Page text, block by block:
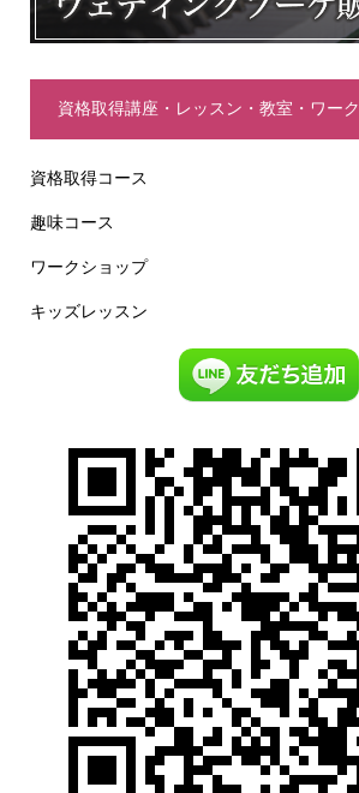
資格取得講座・レッスン・教室・ワーク
資格取得コース
趣味コース
ワークショップ
キッズレッスン